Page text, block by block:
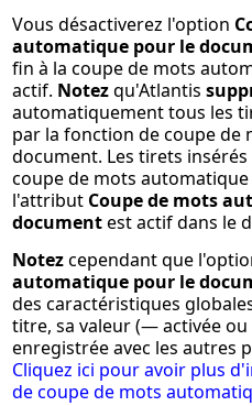
Vous désactiverez l'option
automatique pour le
fin à la coupe de mots
actif. Notezqu'Atlantis
automatiquement tous les
par la fonction de coupe de
document. Les tirets
coupe de mots
l'attribut Coupe de mots
documentest actif dans le
Notezcependant que
automatique pour le
des caractéristiques
titre, sa valeur (— activée
enregistrée avec les autres
Cliquez ici pour avoir plus
de coupe de mots